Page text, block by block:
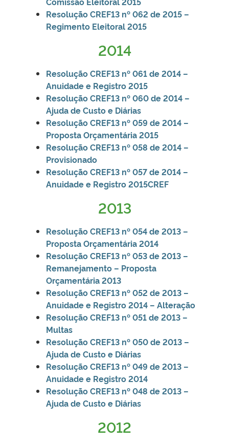
Resolução CREF13 nº 062 de 2015 –
Regimento Eleitoral 2015
2014
Resolução CREF13 nº 061 de 2014 –
Anuidade e Registro 2015
Resolução CREF13 nº 060 de 2014 –
Ajuda de Custo e Diárias
Resolução CREF13 nº 059 de 2014 –
Proposta Orçamentária 2015
Resolução CREF13 nº 058 de 2014 –
Provisionado
Resolução CREF13 nº 057 de 2014 –
Anuidade e Registro 2015CREF
2013
Resolução CREF13 nº 054 de 2013 –
Proposta Orçamentária 2014
Resolução CREF13 nº 053 de 2013 –
Remanejamento – Proposta
Orçamentária 2013
Resolução CREF13 nº 052 de 2013 –
Anuidade e Registro 2014 – Alteração
Resolução CREF13 nº 051 de 2013 –
Multas
Resolução CREF13 nº 050 de 2013 –
Ajuda de Custo e Diárias
Resolução CREF13 nº 049 de 2013 –
Anuidade e Registro 2014
Resolução CREF13 nº 048 de 2013 –
Ajuda de Custo e Diárias
2012